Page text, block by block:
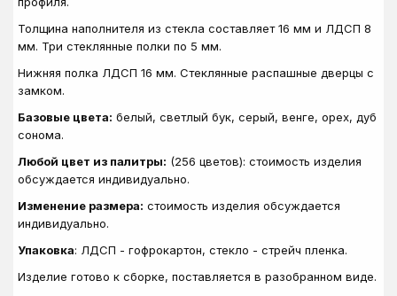
Толщина наполнителя из стекла составляет 16 мм и ЛДСП 8
мм. Три стеклянные полки по 5 мм.
Нижняя полка ЛДСП 16 мм. Стеклянные распашные дверцы с
замком.
Базовые цвета: белый, светлый бук, серый, венге, орех, дуб
сонома.
Любой цвет из палитры: (256 цветов): стоимость изделия
обсуждается индивидуально.
Изменение размера: стоимость изделия обсуждается
индивидуально.
Упаковка: ЛДСП - гофрокартон, стекло - стрейч пленка.
Изделие готово к сборке, поставляется в разобранном виде.